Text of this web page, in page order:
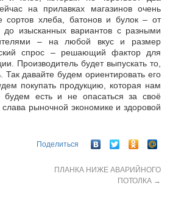
на прилавках магазинов очень
сортов хлеба, батонов и булок – от
до изысканных вариантов с разными
– на любой вкус и размер
спрос – решающий фактор для
Производитель будет выпускать то,
давайте будем ориентировать его
покупать продукцию, которая нам
есть и не опасаться за своё
рыночной экономике и здоровой
Поделиться
ПЛАНКА НИЖЕ АВАРИЙНОГО
ПОТОЛКА →